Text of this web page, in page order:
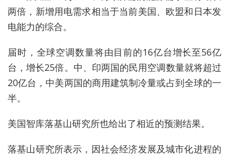
两倍，新增用电需求相当于当前美国、欧盟和日本发
电能力的综合。
届时，全球空调数量将由目前的16亿台增长至56亿
台，增长25倍。中、印两国的民用空调数量就将超过
20亿台，中美两国的商用建筑制冷量或占到全球的一
半。
美国智库落基山研究所也给出了相近的预测结果。
落基山研究所表示，因社会经济发展及城市化进程的